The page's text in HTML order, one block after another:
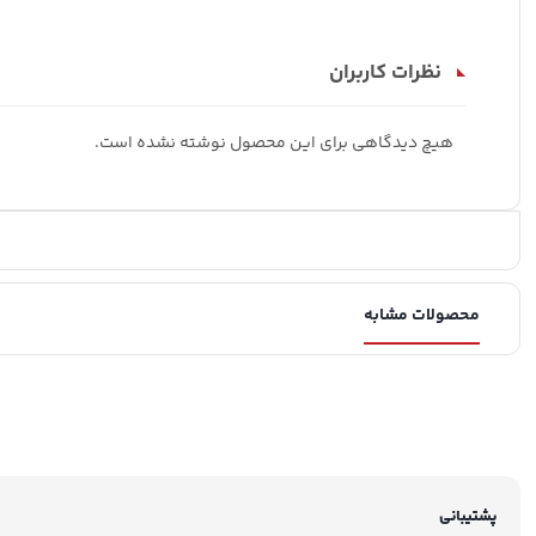
نظرات کاربران
هیچ دیدگاهی برای این محصول نوشته نشده است.
محصولات مشابه
پشتیبانی